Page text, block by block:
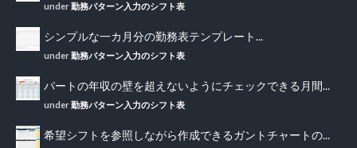
under勤務パターン入力のシフト表
シンプルな一カ月分の勤務表テンプレート...
under勤務パターン入力のシフト表
パートの年収の壁を超えないようにチェックできる月間...
under勤務パターン入力のシフト表
希望シフトを参照しながら作成できるガントチャートの...